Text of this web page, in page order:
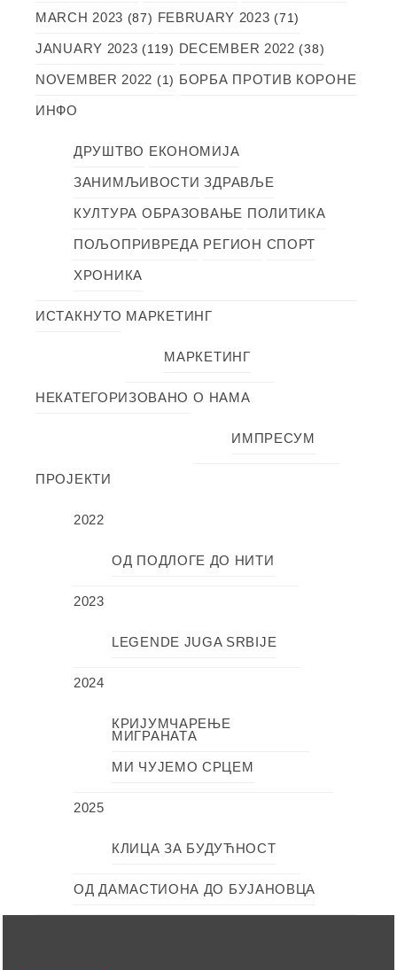
MARCH 2023 (87) FEBRUARY 2023 (71)
JANUARY 2023 (119) DECEMBER 2022 (38)
NOVEMBER 2022 (1) БОРБА ПРОТИВ КОРОНЕ
ИНФО
ДРУШТВО ЕКОНОМИЈА
ЗАНИМЉИВОСТИ ЗДРАВЉЕ
КУЛТУРА ОБРАЗОВАЊЕ ПОЛИТИКА
ПОЉОПРИВРЕДА РЕГИОН СПОРТ
ХРОНИКА
ИСТАКНУТО МАРКЕТИНГ
МАРКЕТИНГ
НЕКАТЕГОРИЗОВАНО О НАМА
ИМПРЕСУМ
ПРОЈЕКТИ
2022
ОД ПОДЛОГЕ ДО НИТИ
2023
LEGENDE JUGA SRBIJE
2024
КРИЈУМЧАРЕЊЕ
МИГРАНАТА
МИ ЧУЈЕМО СРЦЕМ
2025
КЛИЦА ЗА БУДУЋНОСТ
ОД ДАМАСТИОНА ДО БУЈАНОВЦА